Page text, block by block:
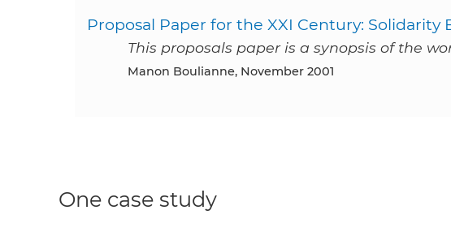
Proposal Paper for the XXI Century: Solidarity
This proposals paper is a synopsis of the
Manon Boulianne, November 2001
One case study